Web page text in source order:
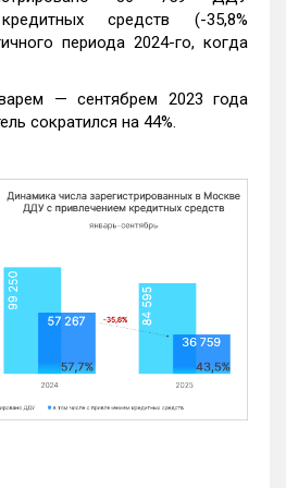
средств (-35,8%
периода 2024-го, когда
— сентябрем 2023 года
сократился на 44%.